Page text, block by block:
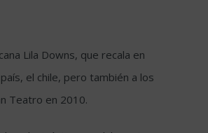
Lila Downs, que recala en
el chile, pero también a los
Teatro en 2010.